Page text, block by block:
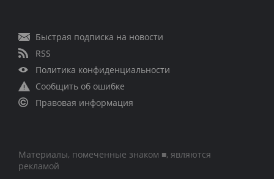
Быстрая подписка на новости
RSS
Политика конфиденциальности
Сообщить об ошибке
Правовая информация
Материалы, помеченные знаком ■, являются
рекламой